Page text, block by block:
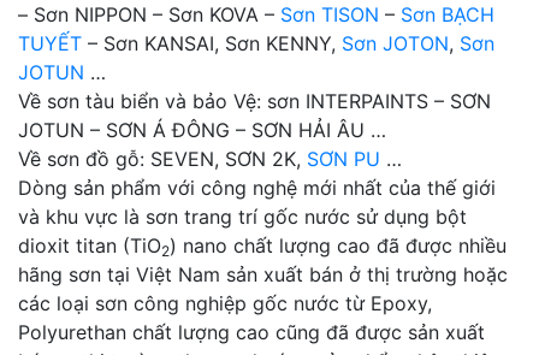
– Sơn NIPPON – Sơn KOVA – Sơn TISON – Sơn BẠCH
TUYẾT – Sơn KANSAI, Sơn KENNY, Sơn JOTON, Sơn
JOTUN …
Về sơn tàu biển và bảo Vệ: sơn INTERPAINTS – SƠN
JOTUN – SƠN Á ĐÔNG – SƠN HẢI ÂU …
Về sơn đồ gỗ: SEVEN, SƠN 2K, SƠN PU …
Dòng sản phẩm với công nghệ mới nhất của thế giới
và khu vực là sơn trang trí gốc nước sử dụng bột
dioxit titan (TiO2) nano chất lượng cao đã được nhiều
hãng sơn tại Việt Nam sản xuất bán ở thị trường hoặc
các loại sơn công nghiệp gốc nước từ Epoxy,
Polyurethan chất lượng cao cũng đã được sản xuất